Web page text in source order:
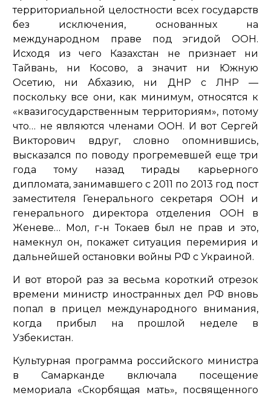
территориальной целостности всех государств
без исключения, основанных на
международном праве под эгидой ООН.
Исходя из чего Казахстан не признает ни
Тайвань, ни Косово, а значит ни Южную
Осетию, ни Абхазию, ни ДНР с ЛНР —
поскольку все они, как минимум, относятся к
«квазигосударственным территориям», потому
что… не являются членами ООН. И вот Сергей
Викторович вдруг, словно опомнившись,
высказался по поводу прогремевшей еще три
года тому назад тирады карьерного
дипломата, занимавшего с 2011 по 2013 год пост
заместителя Генерального секретаря ООН и
генерального директора отделения ООН в
Женеве… Мол, г-н Токаев был не прав и это,
намекнул он, покажет ситуация перемирия и
дальнейшей остановки войны РФ с Украиной.
И вот второй раз за весьма короткий отрезок
времени министр иностранных дел РФ вновь
попал в прицел международного внимания,
когда прибыл на прошлой неделе в
Узбекистан.
Культурная программа российского министра
в Самарканде включала посещение
мемориала «Скорбящая мать», посвященного